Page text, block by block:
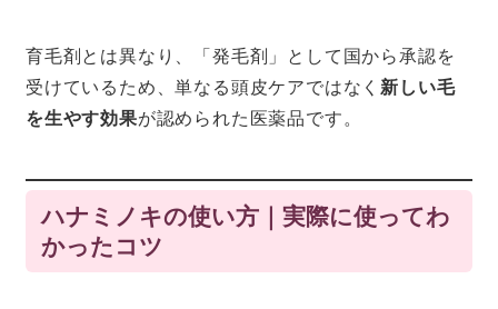
育毛剤とは異なり、「発毛剤」として国から承認を
受けているため、単なる頭皮ケアではなく 新しい毛
を生やす効果が認められた医薬品です。
ハナミノキの使い方｜実際に使ってわ
かったコツ